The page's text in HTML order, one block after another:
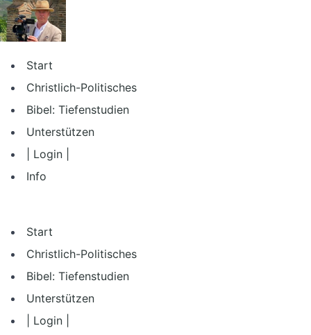
Zum
Inhalt
springen
Start
Christlich-Politisches
Bibel: Tiefenstudien
Unterstützen
| Login |
Info
Start
Christlich-Politisches
Bibel: Tiefenstudien
Unterstützen
| Login |